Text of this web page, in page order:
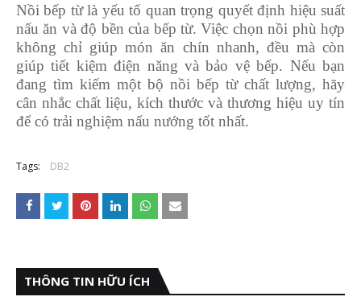
Nồi bếp từ là yếu tố quan trọng quyết định hiệu suất
nấu ăn và độ bền của bếp từ. Việc chọn nồi phù hợp
không chỉ giúp món ăn chín nhanh, đều mà còn
giúp tiết kiệm điện năng và bảo vệ bếp. Nếu bạn
đang tìm kiếm một bộ nồi bếp từ chất lượng, hãy
cân nhắc chất liệu, kích thước và thương hiệu uy tín
để có trải nghiệm nấu nướng tốt nhất.
Tags: DB2
THÔNG TIN HỮU ÍCH